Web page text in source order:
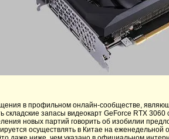
в профильном онлайн-сообществе,
запасы видеокарт GeForce RTX 3060
новых партий говорить об изобилии
осуществлять в Китае на еженедельной